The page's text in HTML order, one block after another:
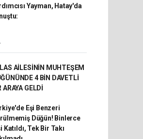
Yayman, Hatay'da
AİLESİNİN MUHTEŞEM
4 BİN DAVETLİ
ARAYA GELDİ
Eşi Benzeri
Düğün! Binlerce
Katıldı, Tek Bir Takı